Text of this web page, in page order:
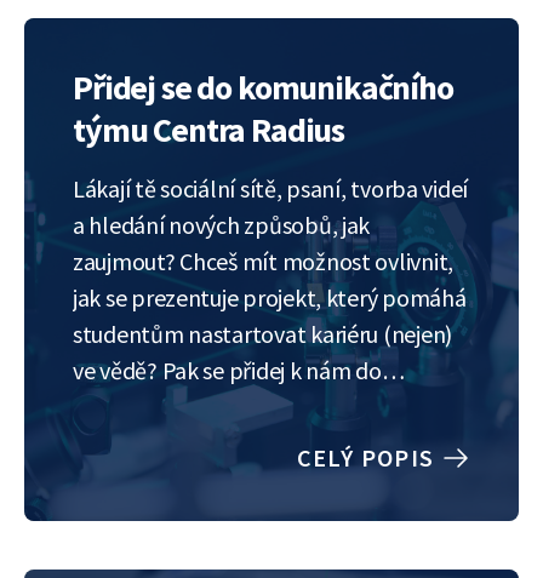
Přidej se do komunikačního
týmu Centra Radius
Lákají tě sociální sítě, psaní, tvorba videí
a hledání nových způsobů, jak
zaujmout? Chceš mít možnost ovlivnit,
jak se prezentuje projekt, který pomáhá
studentům nastartovat kariéru (nejen)
ve vědě? Pak se přidej k nám do
komunikačního týmu Centra Radius ve
Fyzikálním ústavu Akademie věd ČR.
Hledáme někoho, kdo rád přichází s
vlastními nápady a nebojí se…
CELÝ POPIS